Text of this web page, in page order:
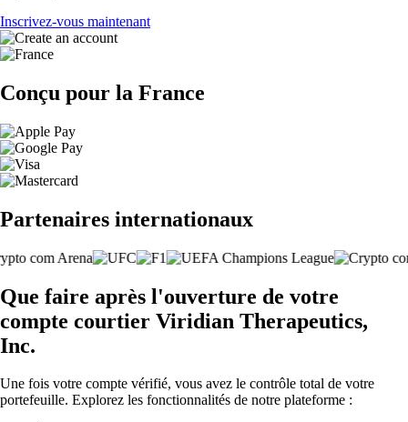
Inscrivez-vous maintenant
Conçu pour la France
Partenaires internationaux
Que faire après l'ouverture de votre
compte courtier Viridian Therapeutics,
Inc.
Une fois votre compte vérifié, vous avez le contrôle total de votre
portefeuille. Explorez les fonctionnalités de notre plateforme :